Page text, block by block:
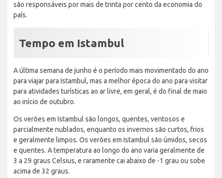
são responsáveis por mais de trinta por cento da economia do
país.
Tempo em Istambul
A última semana de junho é o período mais movimentado do ano
para viajar para Istambul, mas a melhor época do ano para visitar
para atividades turísticas ao ar livre, em geral, é do final de maio
ao início de outubro.
Os verões em Istambul são longos, quentes, ventosos e
parcialmente nublados, enquanto os invernos são curtos, frios
e geralmente limpos. Os verões em Istambul são úmidos, secos
e quentes. A temperatura ao longo do ano varia geralmente de
3 a 29 graus Celsius, e raramente cai abaixo de -1 grau ou sobe
acima de 32 graus.